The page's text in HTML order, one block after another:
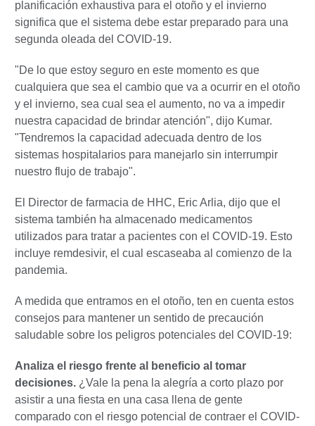
planificación exhaustiva para el otoño y el invierno
significa que el sistema debe estar preparado para una
segunda oleada del COVID-19.
"De lo que estoy seguro en este momento es que
cualquiera que sea el cambio que va a ocurrir en el otoño
y el invierno, sea cual sea el aumento, no va a impedir
nuestra capacidad de brindar atención", dijo Kumar.
"Tendremos la capacidad adecuada dentro de los
sistemas hospitalarios para manejarlo sin interrumpir
nuestro flujo de trabajo".
El Director de farmacia de HHC, Eric Arlia, dijo que el
sistema también ha almacenado medicamentos
utilizados para tratar a pacientes con el COVID-19. Esto
incluye remdesivir, el cual escaseaba al comienzo de la
pandemia.
A medida que entramos en el otoño, ten en cuenta estos
consejos para mantener un sentido de precaución
saludable sobre los peligros potenciales del COVID-19:
Analiza el riesgo frente al beneficio al tomar
decisiones. ¿Vale la pena la alegría a corto plazo por
asistir a una fiesta en una casa llena de gente
comparado con el riesgo potencial de contraer el COVID-